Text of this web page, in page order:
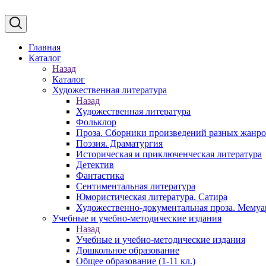
Главная
Каталог
Назад
Каталог
Художественная литература
Назад
Художественная литература
Фольклор
Проза. Сборники произведений разных
Поэзия. Драматургия
Историческая и приключенческая литература
Детектив
Фантастика
Сентиментальная литература
Юмористическая литература. Сатира
Художественно-документальная проза.
Учебные и учебно-методические издания
Назад
Учебные и учебно-методические издания
Дошкольное образование
Общее образование (1-11 кл.)